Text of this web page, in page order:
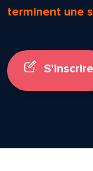
terminent une
S'inscrire